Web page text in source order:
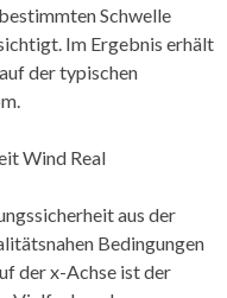
Schwelle
Im Ergebnis erhält
der typischen
aus der
Bedingungen
der x-Achse ist der